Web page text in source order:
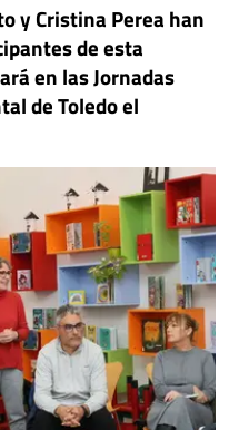
y Cristina Perea han
de esta
en las Jornadas
de Toledo el